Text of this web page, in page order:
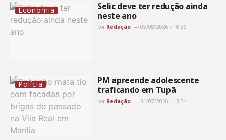
Economia
Selic deve ter redução ainda
neste ano
por Redação 05/08/2026 - 18:36
Polícia
PM apreende adolescente
traficando em Tupã
por Redação 31/07/2026 - 13:34